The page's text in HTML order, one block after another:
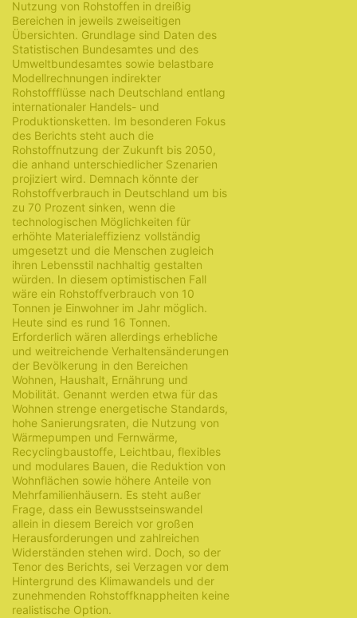
Nutzung von Rohstoffen in dreißig
Bereichen in jeweils zweiseitigen
Übersichten. Grundlage sind Daten des
Statistischen Bundesamtes und des
Umweltbundesamtes sowie belastbare
Modellrechnungen indirekter
Rohstoffflüsse nach Deutschland entlang
internationaler Handels- und
Produktionsketten. Im besonderen Fokus
des Berichts steht auch die
Rohstoffnutzung der Zukunft bis 2050,
die anhand unterschiedlicher Szenarien
projiziert wird. Demnach könnte der
Rohstoffverbrauch in Deutschland um bis
zu 70 Prozent sinken, wenn die
technologischen Möglichkeiten für
erhöhte Materialeffizienz vollständig
umgesetzt und die Menschen zugleich
ihren Lebensstil nachhaltig gestalten
würden. In diesem optimistischen Fall
wäre ein Rohstoffverbrauch von 10
Tonnen je Einwohner im Jahr möglich.
Heute sind es rund 16 Tonnen.
Erforderlich wären allerdings erhebliche
und weitreichende Verhaltensänderungen
der Bevölkerung in den Bereichen
Wohnen, Haushalt, Ernährung und
Mobilität. Genannt werden etwa für das
Wohnen strenge energetische Standards,
hohe Sanierungsraten, die Nutzung von
Wärmepumpen und Fernwärme,
Recyclingbaustoffe, Leichtbau, flexibles
und modulares Bauen, die Reduktion von
Wohnflächen sowie höhere Anteile von
Mehrfamilienhäusern. Es steht außer
Frage, dass ein Bewusstseinswandel
allein in diesem Bereich vor großen
Herausforderungen und zahlreichen
Widerständen stehen wird. Doch, so der
Tenor des Berichts, sei Verzagen vor dem
Hintergrund des Klimawandels und der
zunehmenden Rohstoffknappheiten keine
realistische Option.